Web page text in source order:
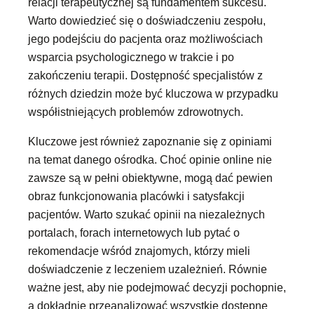
Warto dowiedzieć się o doświadczeniu zespołu,
jego podejściu do pacjenta oraz możliwościach
wsparcia psychologicznego w trakcie i po
zakończeniu terapii. Dostępność specjalistów z
różnych dziedzin może być kluczowa w przypadku
współistniejących problemów zdrowotnych.
Kluczowe jest również zapoznanie się z opiniami
na temat danego ośrodka. Choć opinie online nie
zawsze są w pełni obiektywne, mogą dać pewien
obraz funkcjonowania placówki i satysfakcji
pacjentów. Warto szukać opinii na niezależnych
portalach, forach internetowych lub pytać o
rekomendacje wśród znajomych, którzy mieli
doświadczenie z leczeniem uzależnień. Równie
ważne jest, aby nie podejmować decyzji pochopnie,
a dokładnie przeanalizować wszystkie dostępne